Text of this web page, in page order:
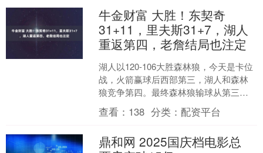
牛金财富 大胜！东契奇
31+11，里夫斯31+7，湖人
重返第四，老詹结局也注定
湖人以120-106大胜森林狼，今天是卡位
战，火箭赢球后西部第三，湖人和森林
狼竞争第四。最终森林狼输球从第三掉
到第五，让湖人重返西部第四的位置，
更为重要的是，它....
查看： 138 分类：配资平台
鼎和网 2025国庆档电影总